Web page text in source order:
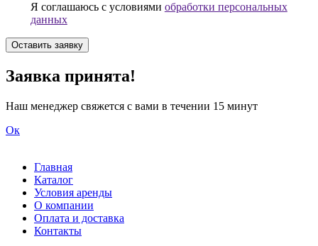
Я соглашаюсь с условиями обработки персональных
данных
Заявка принята!
Наш менеджер свяжется с вами в течении 15 минут
Ок
Главная
Каталог
Условия аренды
О компании
Оплата и доставка
Контакты